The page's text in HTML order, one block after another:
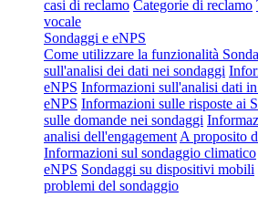
casi di reclamo Categorie di reclamo
vocale
Sondaggi e eNPS
Come utilizzare la funzionalità
sull'analisi dei dati nei sondaggi
eNPS Informazioni sull'analisi dati
eNPS Informazioni sulle risposte ai
sulle domande nei sondaggi
analisi dell'engagement A proposito
Informazioni sul sondaggio climatico
eNPS Sondaggi su dispositivi mobili
problemi del sondaggio